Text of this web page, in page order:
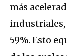
más
59%. Esto